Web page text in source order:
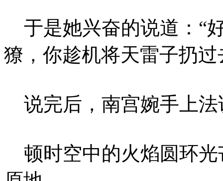
于是她兴奋的说道：“
獠，你趁机将天雷子扔过
说完后，南宫婉手上法
顿时空中的火焰圆环光